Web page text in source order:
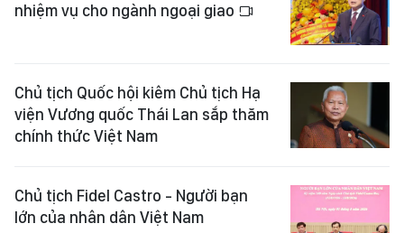
nhiệm vụ cho ngành ngoại giao
Chủ tịch Quốc hội kiêm Chủ tịch Hạ
viện Vương quốc Thái Lan sắp thăm
chính thức Việt Nam
Chủ tịch Fidel Castro - Người bạn
lớn của nhân dân Việt Nam